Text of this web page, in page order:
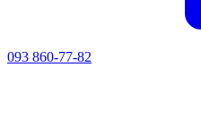
093 860-77-82